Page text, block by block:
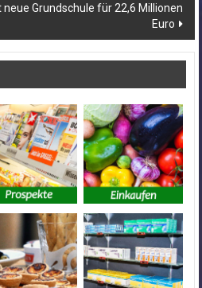
Grundschule für 22,6 Millionen
Euro